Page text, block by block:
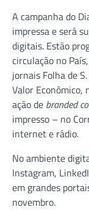
A campanha do
impressa e será
digitais. Estão
circulação no
jornais Folha de
Valor Econômico,
ação de branded
impresso – no
internet e rádio.
No ambiente
Instagram,
em grandes
novembro.